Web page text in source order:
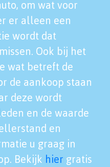
om wat voor
er alleen een
wordt dat
Ook bij het
wat betreft de
de aankoop staan
deze wordt
en de waarde
en
u graag in
Bekijk hier gratis